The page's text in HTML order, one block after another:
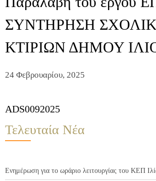
ΣΥΝΤΗΡΗΣΗ
ΚΤΙΡΙΩΝ ΔΗΜΟΥ
24 Φεβρουαρίου, 2025
ADS0092025
Τελευταία Νέα
Ενημέρωση για το ωράριο λειτουργίας του ΚΕΠ